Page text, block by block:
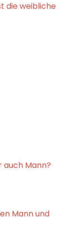
die weibliche
Mann?
Mann und